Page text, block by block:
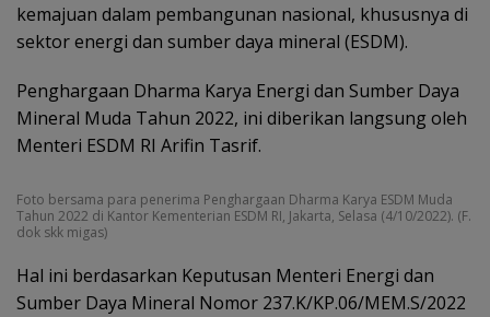
kemajuan dalam pembangunan nasional, khususnya di
sektor energi dan sumber daya mineral (ESDM).
Penghargaan Dharma Karya Energi dan Sumber Daya
Mineral Muda Tahun 2022, ini diberikan langsung oleh
Menteri ESDM RI Arifin Tasrif.
Foto bersama para penerima Penghargaan Dharma Karya ESDM Muda
Tahun 2022 di Kantor Kementerian ESDM RI, Jakarta, Selasa (4/10/2022). (F.
dok skk migas)
Hal ini berdasarkan Keputusan Menteri Energi dan
Sumber Daya Mineral Nomor 237.K/KP.06/MEM.S/2022